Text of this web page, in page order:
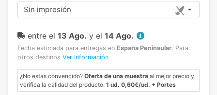
Sin impresión
entre el 13 Ago. y el 14 Ago.
Fecha estimada para entregas en España Peninsular. Para
otros destinos Ver Información
¿No estas convencido? Oferta de una muestra al mejor precio y
verifica la calidad del producto. 1 ud. 0,60€/ud. + Portes